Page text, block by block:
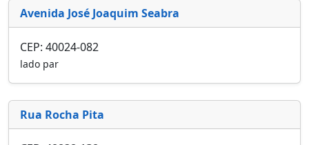
Avenida José Joaquim Seabra
CEP: 40024-082
lado par
Rua Rocha Pita